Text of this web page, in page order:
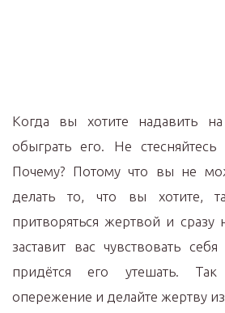
Когда вы хотите надавить
обыграть его. Не стесняйтесь
Почему? Потому что вы не
делать то, что вы хотите,
притворяться жертвой и сразу
заставит вас чувствовать
придётся его утешать.
опережение и делайте жертву из